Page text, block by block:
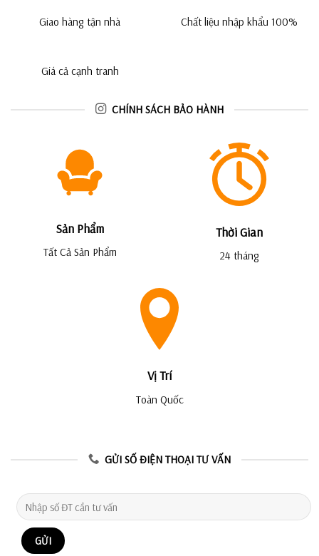
Giao hàng tận nhà Chất liệu nhập khẩu 100%
Giá cả cạnh tranh
CHÍNH SÁCH BẢO HÀNH
Sản Phẩm
Tất Cả Sản Phẩm
Thời Gian
24 tháng
Vị Trí
Toàn Quốc
GỬI SỐ ĐIỆN THOẠI TƯ VẤN